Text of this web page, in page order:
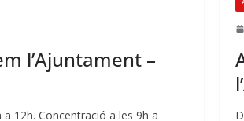
l’Ajuntament –
12h. Concentració a les 9h a